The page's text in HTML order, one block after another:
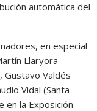
automática del
en especial
Llaryora
Gustavo Valdés
Vidal (Santa
en la Exposición